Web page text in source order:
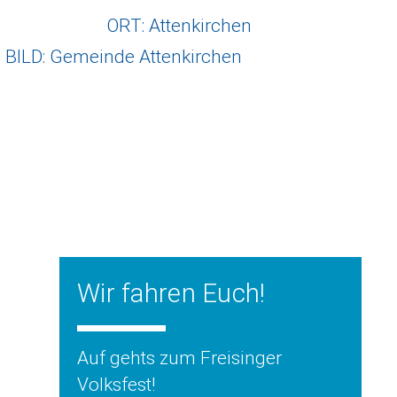
ORT: Attenkirchen
BILD: Gemeinde Attenkirchen
Wir fahren Euch!
Auf gehts zum Freisinger
Volksfest!